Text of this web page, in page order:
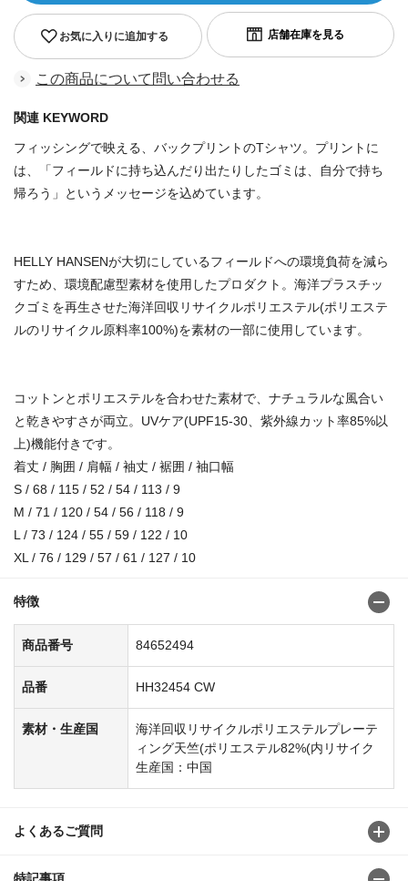
お気に入りに追加する
この商品について問い合わせる
関連 KEYWORD
フィッシングで映える、バックプリントのTシャツ。プリントに
は、「フィールドに持ち込んだり出たりしたゴミは、自分で持ち
帰ろう」というメッセージを込めています。
HELLY HANSENが大切にしているフィールドへの環境負荷を減ら
すため、環境配慮型素材を使用したプロダクト。海洋プラスチッ
クゴミを再生させた海洋回収リサイクルポリエステル(ポリエステ
ルのリサイクル原料率100%)を素材の一部に使用しています。
コットンとポリエステルを合わせた素材で、ナチュラルな風合い
と乾きやすさが両立。UVケア(UPF15-30、紫外線カット率85%以
上)機能付きです。
着丈 / 胸囲 / 肩幅 / 袖丈 / 裾囲 / 袖口幅
S / 68 / 115 / 52 / 54 / 113 / 9
M / 71 / 120 / 54 / 56 / 118 / 9
L / 73 / 124 / 55 / 59 / 122 / 10
XL / 76 / 129 / 57 / 61 / 127 / 10
特徴
商品番号 84652494
品番 HH32454 CW
素材・生産国
海洋回収リサイクルポリエステルプレーテ
ィング天竺(ポリエステル82%(内リサイク
生産国：中国
よくあるご質問
特記事項